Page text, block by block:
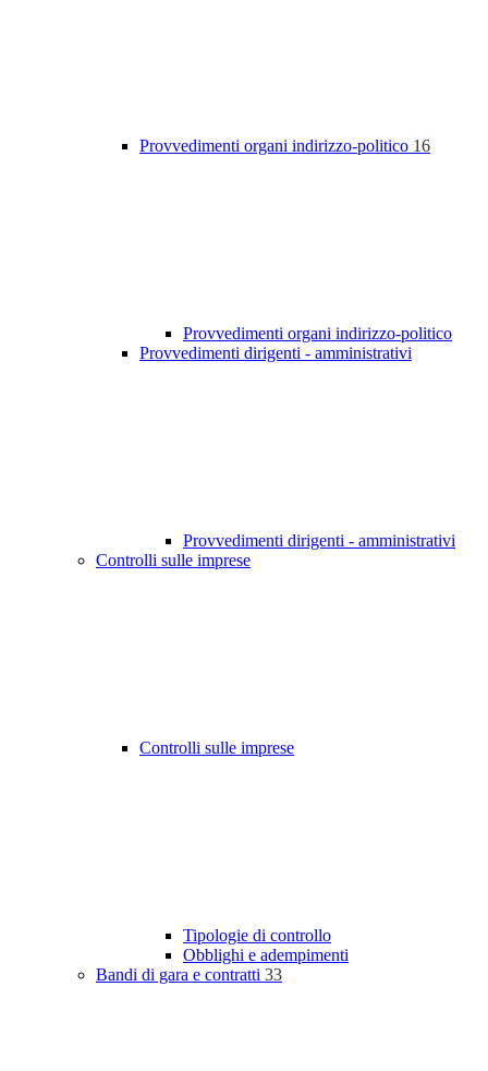
Provvedimenti organi indirizzo-politico 16
Provvedimenti organi indirizzo-politico
Provvedimenti dirigenti - amministrativi
Provvedimenti dirigenti - amministrativi
Controlli sulle imprese
Controlli sulle imprese
Tipologie di controllo
Obblighi e adempimenti
Bandi di gara e contratti 33